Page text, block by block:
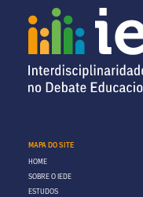
MAPA DO SITE
HOME
SOBRE O IEDE
ESTUDOS